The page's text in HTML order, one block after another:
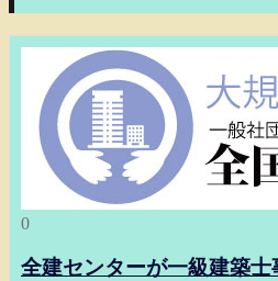
0
全建センターが一級建築